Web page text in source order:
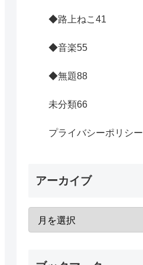
◆路上ねこ 41
◆音楽55
◆無題88
未分類66
プライバシーポリシー
アーカイブ